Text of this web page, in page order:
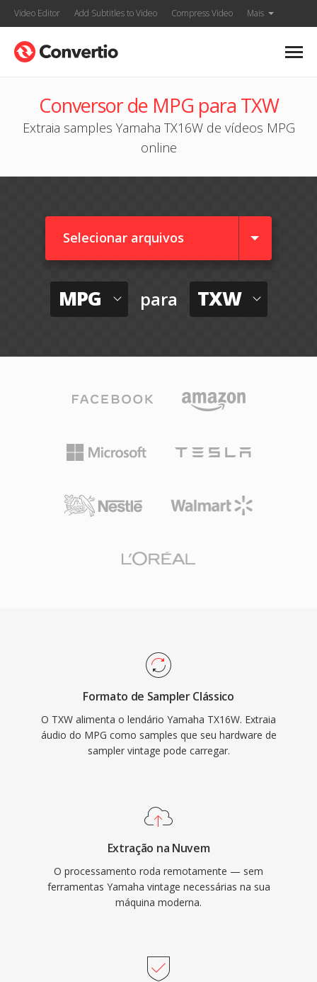
Video Editor Add Subtitles to Video Compress Video Mais
Conversor de MPG para TXW
Extraia samples Yamaha TX16W de vídeos MPG
online
Selecionar arquivos
MPG para TXW
Formato de Sampler Clássico
O TXW alimenta o lendário Yamaha TX16W. Extraia
áudio do MPG como samples que seu hardware de
sampler vintage pode carregar.
Extração na Nuvem
O processamento roda remotamente — sem
ferramentas Yamaha vintage necessárias na sua
máquina moderna.